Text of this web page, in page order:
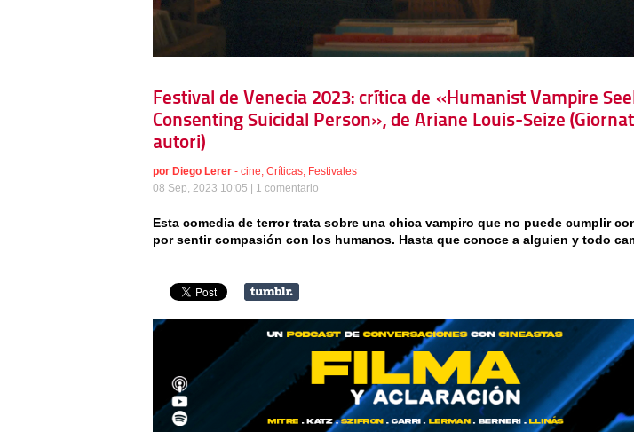
Festival de Venecia 2023: crítica de «Humanist Vampire
Consenting Suicidal Person», de Ariane Louis-Seize
autori)
por Diego Lerer - cine, Críticas, Festivales
08 Sep, 2023 10:05 | 1 comentario
Esta comedia de terror trata sobre una chica vampiro que no puede cumplir
por sentir compasión con los humanos. Hasta que conoce a alguien y todo